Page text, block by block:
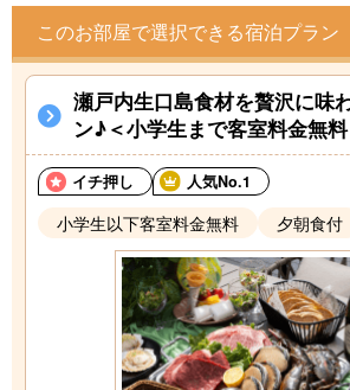
このお部屋で選択できる宿泊プラン
瀬戸内生口島食材を贅沢に味
ン♪＜小学生まで客室料金無
イチ押し 人気No.1
小学生以下客室料金無料 夕朝食付